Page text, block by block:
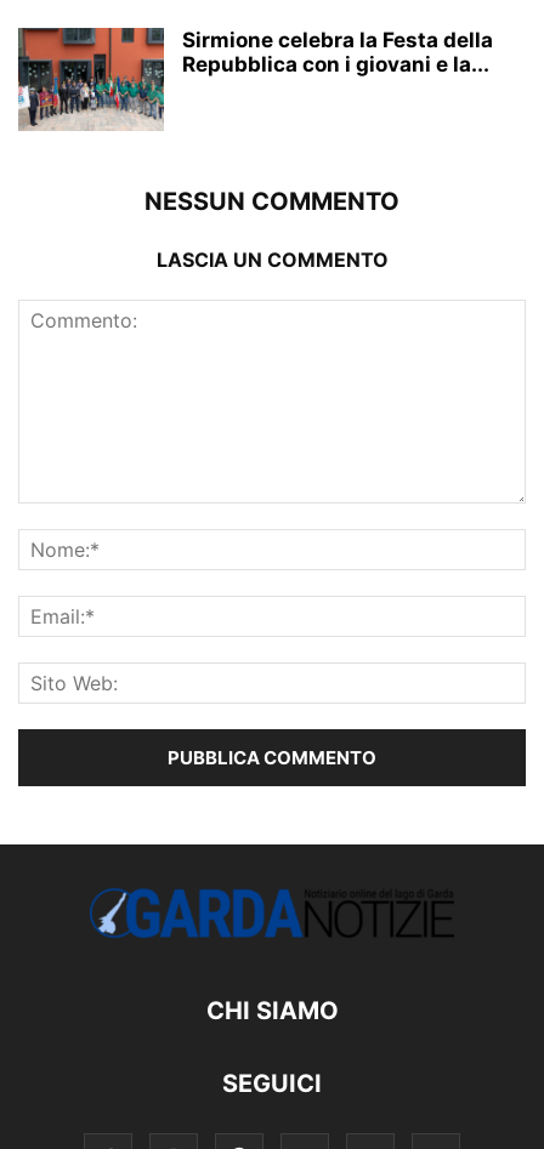
Sirmione celebra la Festa della
Repubblica con i giovani e la...
NESSUN COMMENTO
LASCIA UN COMMENTO
CHI SIAMO
SEGUICI